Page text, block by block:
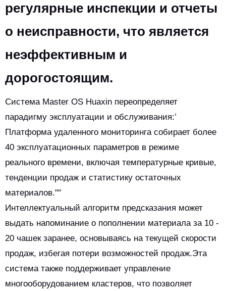
регулярные инспекции и отчеты
о неисправности, что является
неэффективным и
дорогостоящим.
Система Master OS Huaxin переопределяет
парадигму эксплуатации и обслуживания:’
Платформа удаленного мониторинга собирает более
40 эксплуатационных параметров в режиме
реального времени, включая температурные кривые,
тенденции продаж и статистику остаточных
материалов.""
Интеллектуальный алгоритм предсказания может
выдать напоминание о пополнении материала за 10 -
20 чашек заранее, основываясь на текущей скорости
продаж, избегая потери возможностей продаж.Эта
система также поддерживает управление
многооборудованием кластеров, что позволяет